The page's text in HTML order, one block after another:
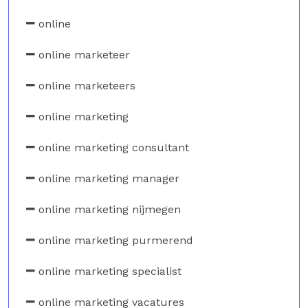
online
online marketeer
online marketeers
online marketing
online marketing consultant
online marketing manager
online marketing nijmegen
online marketing purmerend
online marketing specialist
online marketing vacatures